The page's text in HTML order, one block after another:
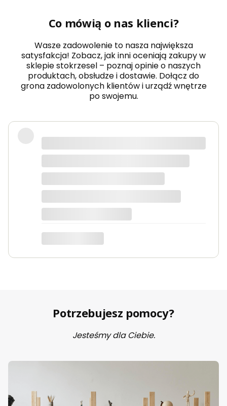
Co mówią o nas klienci?
Wasze zadowolenie to nasza największa
satysfakcja! Zobacz, jak inni oceniają zakupy w
sklepie stokrzesel – poznaj opinie o naszych
produktach, obsłudze i dostawie. Dołącz do
grona zadowolonych klientów i urządź wnętrze
po swojemu.
Fotel piękny, wygodny, polecam.
Dorota
ciemno zielony Velvet
Potrzebujesz pomocy?
Jesteśmy dla Ciebie.